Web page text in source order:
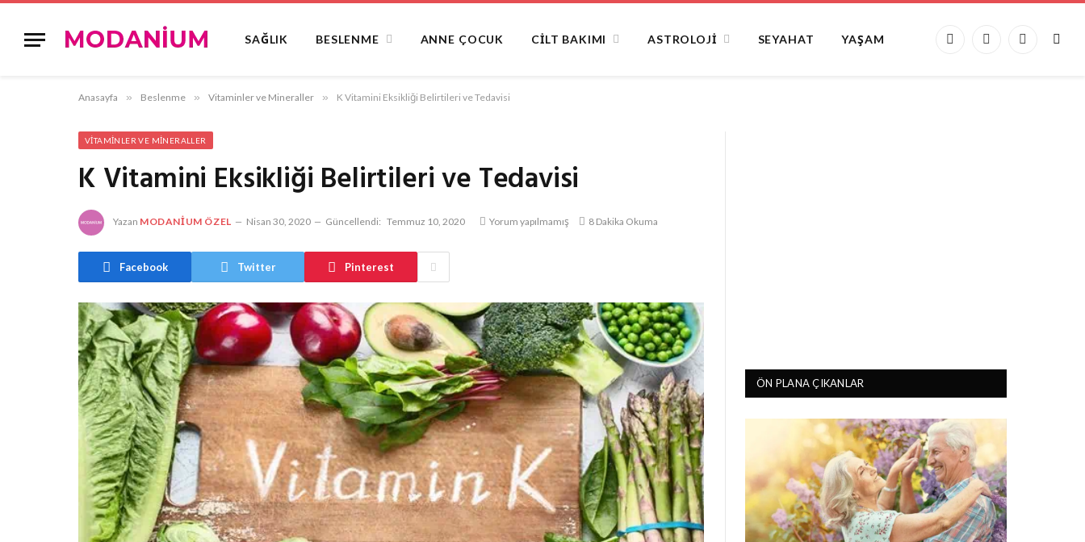
SAĞLIK BESLENME ANNE ÇOCUK CILT BAKIMI ASTROLOJI SEYAHAT YAŞAM
Facebook
X
Instagram
Anasayfa » Beslenme » Vitaminler ve Mineraller » K Vitamini Eksikliği Belirtileri ve Tedavisi
VITAMINLER VE MINERALLER
K Vitamini Eksikliği Belirtileri ve Tedavisi
Yazan MODANIUM ÖZEL Nisan 30, 2020 Güncellendi: Temmuz 10, 2020 Yorum yapılmamış 8 Dakika Okuma
Facebook Twitter Pinterest
ÖN PLANA ÇIKANLAR